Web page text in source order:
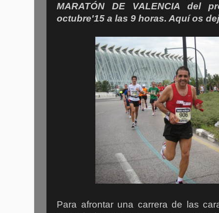
MARATÓN DE VALENCIA del
octubre'15 a las 9 horas. Aquí os
Para afrontar una carrera de las